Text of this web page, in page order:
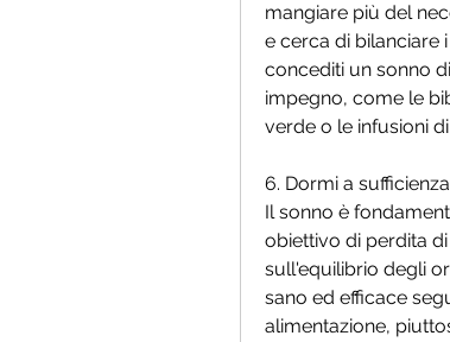
mangiare più del
e cerca di bilanciare
concediti un sonno
impegno, come le
verde o le infusioni
6. Dormi a sufficienza
Il sonno è
obiettivo di perdita
sull'equilibrio degli
sano ed efficace
alimentazione,